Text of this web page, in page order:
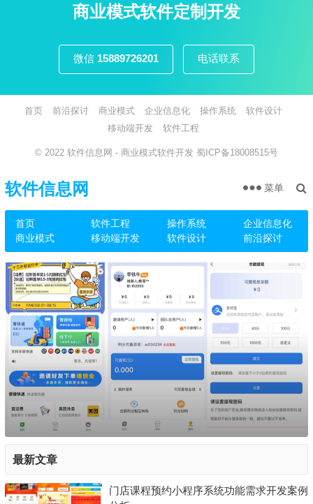
商业模式软件定制开发
微信 15889726201 电话联系
首页 前沿探讨 商业模式 企业信息化 操作系统
软件设计
移动端开发
软件工程
© 2022 软件信息网 - 商业模式软件开发 蜀ICP备18008515号
软件信息网
首页 软件工程 操作系统
企业信息化
商业模式
移动端开发 软件设计 前沿探讨
菜单
最新文章
门店课程预约小程序系统功能需求开发案例